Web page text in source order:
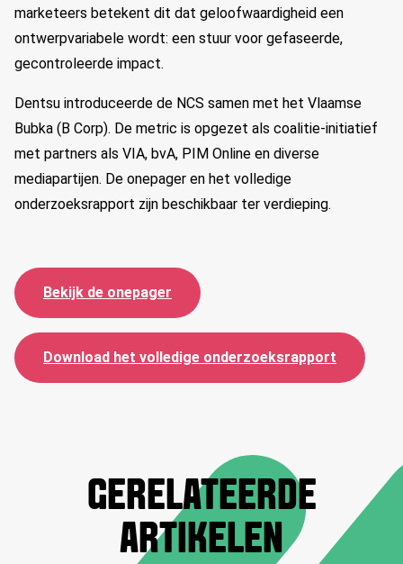
marketeers betekent dit dat geloofwaardigheid een
ontwerpvariabele wordt: een stuur voor gefaseerde,
gecontroleerde impact.
Dentsu introduceerde de NCS samen met het Vlaamse
Bubka (B Corp). De metric is opgezet als coalitie‑initiatief
met partners als VIA, bvA, PIM Online en diverse
mediapartijen. De onepager en het volledige
onderzoeksrapport zijn beschikbaar ter verdieping.
Bekijk de onepager
Download het volledige onderzoeksrapport
GERELATEERDE
ARTIKELEN